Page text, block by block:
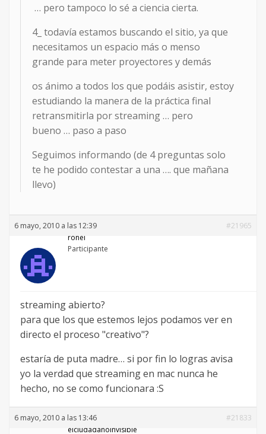
… pero tampoco lo sé a ciencia cierta.
4_ todavía estamos buscando el sitio, ya que
necesitamos un espacio más o menso
grande para meter proyectores y demás
os ánimo a todos los que podáis asistir, estoy
estudiando la manera de la práctica final
retransmitirla por streaming … pero
bueno … paso a paso
Seguimos informando (de 4 preguntas solo
te he podido contestar a una …. que mañana
llevo)
6 mayo, 2010 a las 12:39
#21965
rohel
Participante
streaming abierto?
para que los que estemos lejos podamos ver en
directo el proceso "creativo"?
estaría de puta madre… si por fin lo logras avisa
yo la verdad que streaming en mac nunca he
hecho, no se como funcionara :S
6 mayo, 2010 a las 13:46
#21833
elciudadanoinvisible